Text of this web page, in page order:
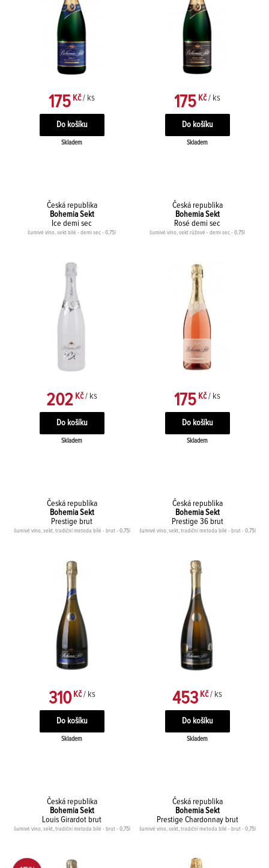
175 Kč / ks
Skladem
175 Kč / ks
Skladem
Česká republika
Bohemia Sekt
Ice demi sec
šumivé víno, sekt bílé - demi sec - 0,75l
202 Kč / ks
Skladem
Česká republika
Bohemia Sekt
Rosé demi sec
šumivé víno, sekt růžové - demi sec - 0,75l
175 Kč / ks
Skladem
Česká republika
Bohemia Sekt
Prestige brut
šumivé víno, sekt, tradiční metoda bílé - brut - 0,75l
310Kč / ks
Skladem
Česká republika
Bohemia Sekt
Prestige 36 brut
šumivé víno, sekt, tradiční metoda bílé - brut - 0,75l
453 Kč / ks
Skladem
Česká republika
Bohemia Sekt
Louis Girardot brut
šumivé víno, sekt, tradiční metoda bílé - brut - 0,75l
Česká republika
Bohemia Sekt
Prestige Chardonnay brut
šumivé víno, sekt, tradiční metoda bílé - brut - 0,75l